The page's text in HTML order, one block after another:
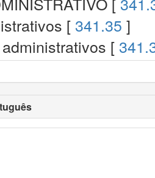
[ 341.35 ]
[